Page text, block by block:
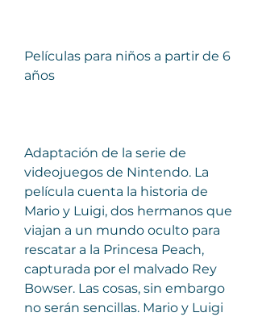
Películas para niños a partir de 6
años
Adaptación de la serie de
videojuegos de Nintendo. La
película cuenta la historia de
Mario y Luigi, dos hermanos que
viajan a un mundo oculto para
rescatar a la Princesa Peach,
capturada por el malvado Rey
Bowser. Las cosas, sin embargo
no serán sencillas. Mario y Luigi